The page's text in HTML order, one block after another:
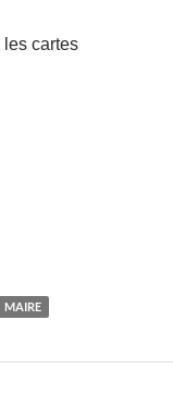
les cartes
MAIRE